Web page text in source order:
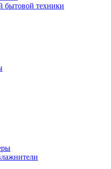
бытовой техники